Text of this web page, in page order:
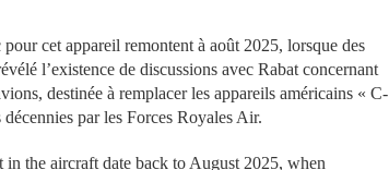
cet appareil remontent à août 2025, lorsque des
l’existence de discussions avec Rabat concernant
destinée à remplacer les appareils américains « C-
par les Forces Royales Air.
the aircraft date back to August 2025, when